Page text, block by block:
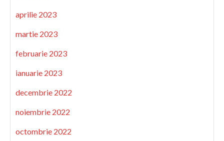
aprilie 2023
martie 2023
februarie 2023
ianuarie 2023
decembrie 2022
noiembrie 2022
octombrie 2022